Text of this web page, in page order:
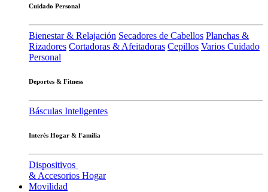
Cuidado Personal
Bienestar & Relajación Secadores de Cabellos Planchas &
Rizadores Cortadoras & Afeitadoras Cepillos Varios Cuidado
Personal
Deportes & Fitness
Básculas Inteligentes
Interés Hogar & Familia
Dispositivos
& Accesorios Hogar
Movilidad